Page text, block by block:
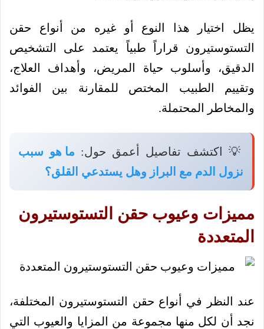
يظل اختيار هذا النوع أو غيره من أنواع حقن
التستوستيرون قراراً طبياً يعتمد على التشخيص
الدقيق، وأسلوب حياة المريض، وأهداف العلاج،
وتقييم الطبيب المختص للمقارنة بين الفوائد
والمخاطر المحتملة.
💡 اكتشف تفاصيل أعمق حول: ما هو سبب
نزول الدم مع البراز وهل يستدعي القلق؟
مميزات وعيوب حقن التستوستيرون
المتعددة
عند النظر في أنواع حقن التستوستيرون المختلفة،
نجد أن لكل منها مجموعة من المزايا والعيوب التي